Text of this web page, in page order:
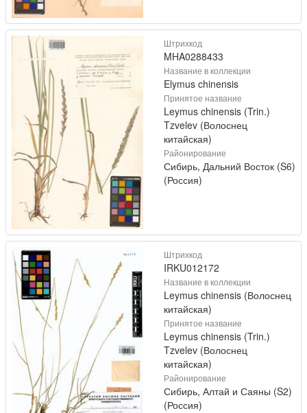
Штрихкод
MHA0288433
Название в коллекции
Elymus chinensis
Принятое название
Leymus chinensis (Trin.)
Tzvelev (Волоснец
китайская)
Районирование
Сибирь, Дальний Восток (S6)
(Россия)
Штрихкод
IRKU012172
Название в коллекции
Leymus chinensis (Волоснец
китайская)
Принятое название
Leymus chinensis (Trin.)
Tzvelev (Волоснец
китайская)
Районирование
Сибирь, Алтай и Саяны (S2)
(Россия)